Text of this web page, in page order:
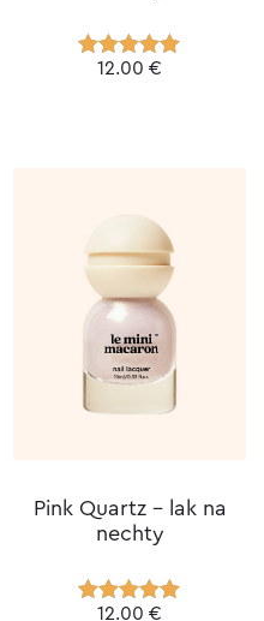
Hodnotenie
12.00 €
Pink Quartz – lak na
nechty
Hodnotenie
12.00 €